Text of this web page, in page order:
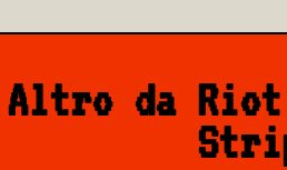
Altro da Riot